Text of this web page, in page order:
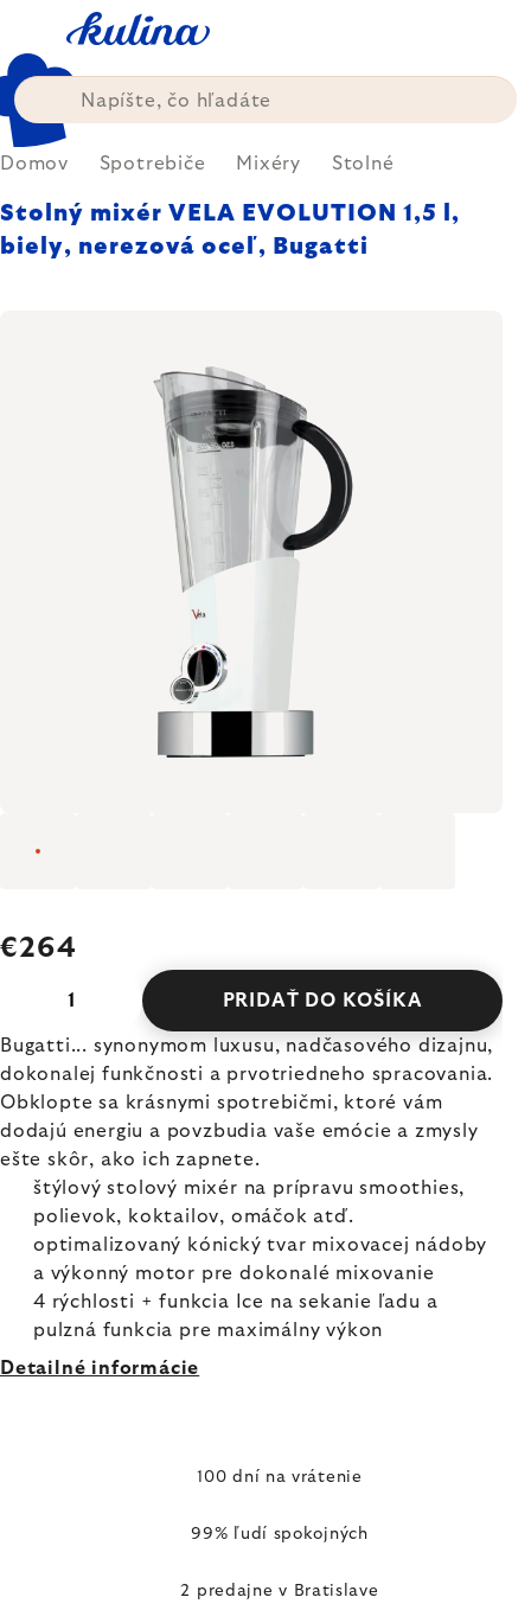
obsah
Domov Spotrebiče Mixéry Stolné
Stolný mixér VELA EVOLUTION 1,5 l,
biely, nerezová oceľ, Bugatti
€264
PRIDAŤ DO KOŠÍKA
Bugatti... synonymom luxusu, nadčasového dizajnu,
dokonalej funkčnosti a prvotriedneho spracovania.
Obklopte sa krásnymi spotrebičmi, ktoré vám
dodajú energiu a povzbudia vaše emócie a zmysly
ešte skôr, ako ich zapnete.
štýlový stolový mixér na prípravu smoothies,
polievok, koktailov, omáčok atď.
optimalizovaný kónický tvar mixovacej nádoby
a výkonný motor pre dokonalé mixovanie
4 rýchlosti + funkcia Ice na sekanie ľadu a
pulzná funkcia pre maximálny výkon
Detailné informácie
100 dní na vrátenie
99% ľudí spokojných
2 predajne v Bratislave